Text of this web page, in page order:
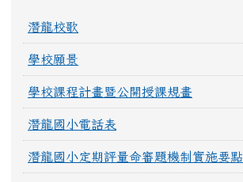
潛龍校歌
學校願景
學校課程計畫暨公開授課規畫
潛龍國小電話表
潛龍國小定期評量命審題機制實施要點